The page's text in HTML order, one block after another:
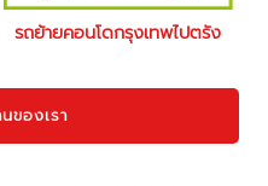
รถย้ายคอนโดกรุงเทพไปตรัง
ของเรา